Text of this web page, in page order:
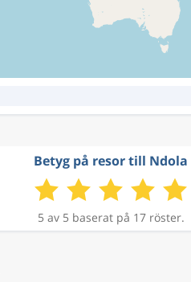
Betyg på resor till Ndola
5 av 5 baserat på 17 röster.